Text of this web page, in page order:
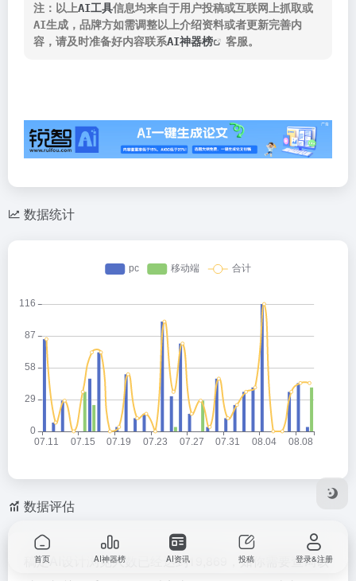
注：以上AI工具信息均来自于用户投稿或互联网上抓取或
AI生成，品牌方如需调整以上介绍资料或者更新完善内
容，请及时准备好内容联系AI神器榜 客服。
数据统计
数据评估
稿定AI设计浏览人数已经达到19,869，如你需要查询该
首页 AI神器榜 AI资讯 投稿 登录&注册